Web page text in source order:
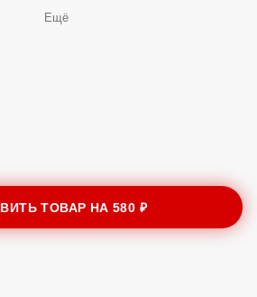
ТОВАР НА580 ₽
Ещё